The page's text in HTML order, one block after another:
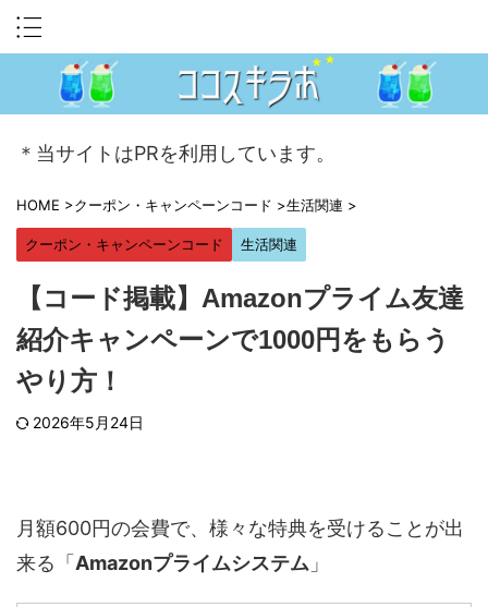
＊当サイトはPRを利用しています。
HOME >クーポン・キャンペーンコード >生活関連 >
クーポン・キャンペーンコード 生活関連
【コード掲載】Amazonプライム友達
紹介キャンペーンで1000円をもらう
やり方！
2026年5月24日
月額600円の会費で、様々な特典を受けることが出
来る「Amazonプライムシステム 」